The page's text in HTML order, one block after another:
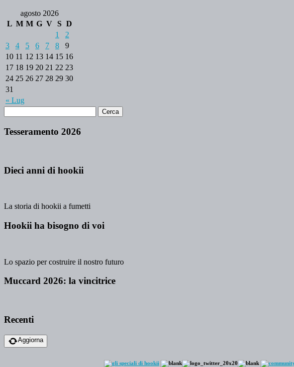
agosto 2026
L M M G V S D
« Lug
1
2
3
4 5 6 7 8
9
10 11 12 13 14 15 16
17 18 19 20 21 22 23
24 25 26 27 28 29 30
31
Tesseramento 2026
Dieci anni di hookii
La storia di hookii a fumetti
Hookii ha bisogno di voi
Lo spazio per costruire il nostro futuro
Muccard 2026: la vincitrice
Recenti
Aggiorna